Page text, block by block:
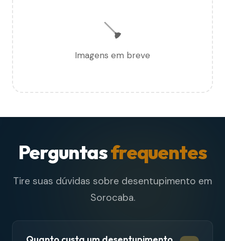
🪠
Imagens em breve
Perguntasfrequentes
Tire suas dúvidas sobre desentupimento em
Sorocaba.